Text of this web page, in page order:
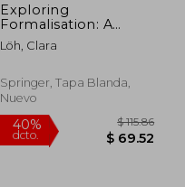
Exploring
Formalisation: A
Primer in Human-
Readable
3 With Examples
From Simplicial
Löh, Clara
Springer, Tapa Blanda,
Nuevo